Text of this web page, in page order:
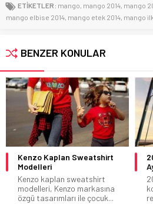
ETİKETLER: mango mango 2014 mango
mango elbise 2014 mango etek 2014 mango
BENZER KONULAR
Kenzo Kaplan Sweatshirt
Modelleri
Kenzo kaplan sweatshirt
modelleri, Kenzo markasına
özgü tasarımları ile çocuk...